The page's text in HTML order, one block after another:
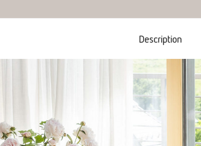
Description